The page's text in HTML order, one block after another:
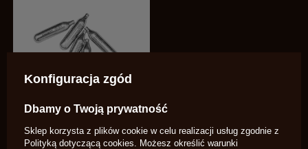
Nabój CO2 do pistoletów
Vesta
Konfiguracja zgód
Dbamy o Twoją prywatność
Sklep korzysta z plików cookie w celu realizacji usług zgodnie z
Polityką dotyczącą cookies . Możesz określić warunki